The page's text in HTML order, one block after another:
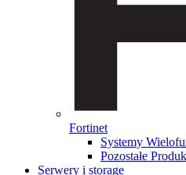
Fortinet
Systemy
Pozostałe
Serwery i storage